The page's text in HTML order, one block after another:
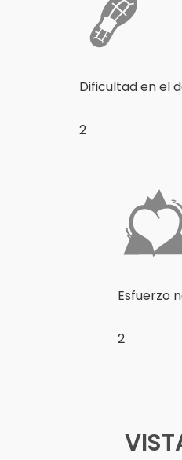
Dificultad en el
2
Esfuerzo
2